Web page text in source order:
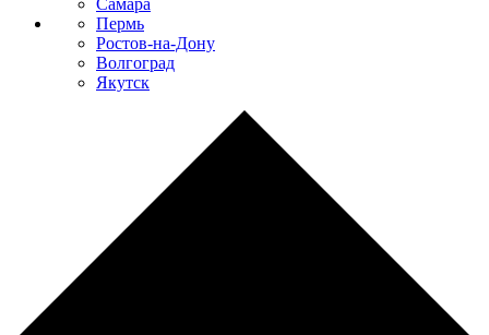
Самара
Пермь
Ростов-на-Дону
Волгоград
Якутск